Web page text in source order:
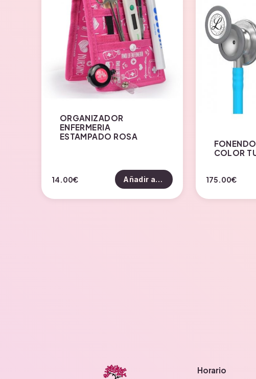
ORGANIZADOR
ENFERMERIA
ESTAMPADO ROSA
14.00€ Añadir al carrito
COLOR
175.00€
Horario